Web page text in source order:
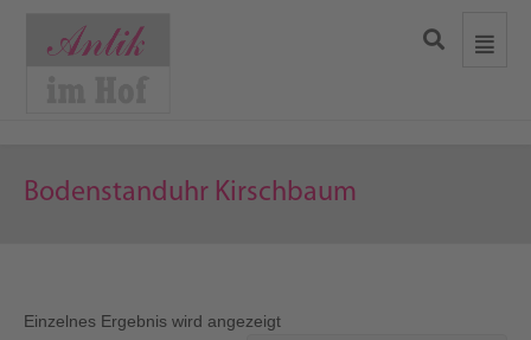
Bodenstanduhr Kirschbaum
Einzelnes Ergebnis wird angezeigt